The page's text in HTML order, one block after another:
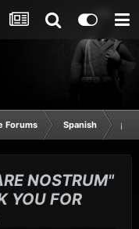
Forums Spanish
NOSTRUM"
YOU FOR